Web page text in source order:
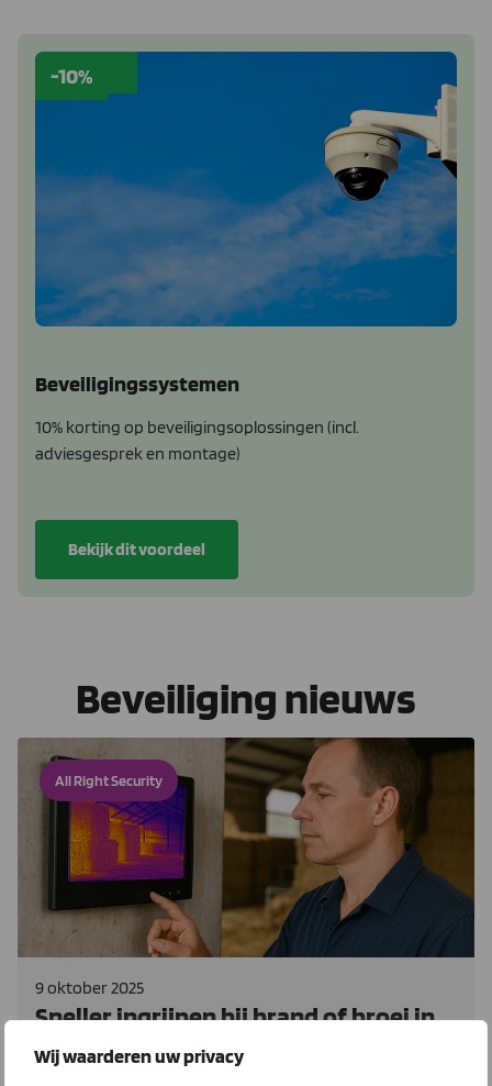
Wij waarderen uw privacy
-10%
Beveiligingssystemen
10% korting op beveiligingsoplossingen (incl.
adviesgesprek en montage)
Bekijk dit voordeel
Beveiliging nieuws
All Right Security
9 oktober 2025
Sneller ingrijpen bij brand of broei in
stal of kas